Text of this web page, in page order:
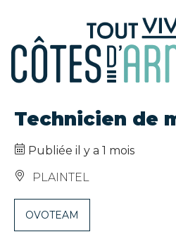
Technicien de
Publiée il y a 1 mois
PLAINTEL
OVOTEAM